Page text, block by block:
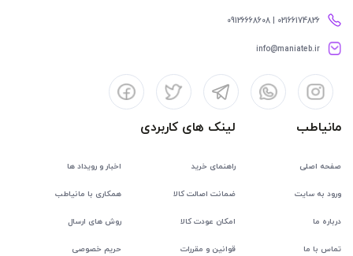
02166174826 | 09126668608
info@maniateb.ir
مانیاطب
صفحه اصلی
ورود به سایت
درباره ما
تماس با ما
لینک های کاربردی
راهنمای خرید اخبار و رویداد ها
ضمانت اصالت کالا همکاری با مانیاطب
امکان عودت کالا روش های ارسال
قوانین و مقررات حریم خصوصی